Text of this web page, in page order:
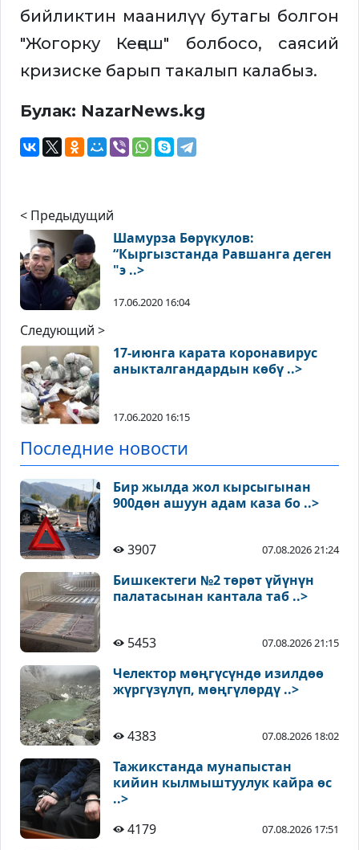
бийликтин маанилүү бутагы болгон
"Жогорку Кеңеш" болбосо, саясий
кризиске барып такалып калабыз.
Булак: NazarNews.kg
< Предыдущий
Шамурза Бөрүкулов:
“Кыргызстанда Равшанга деген
"э ..>
17.06.2020 16:04
Следующий >
17-июнга карата коронавирус
аныкталгандардын көбү ..>
17.06.2020 16:15
Последние новости
Бир жылда жол кырсыгынан
900дөн ашуун адам каза бо ..>
3907 07.08.2026 21:24
Бишкектеги №2 төрөт үйүнүн
палатасынан кантала таб ..>
5453 07.08.2026 21:15
Челектор мөңгүсүндө изилдөө
жүргүзүлүп, мөңгүлөрдү ..>
4383 07.08.2026 18:02
Тажикстанда мунапыстан
кийин кылмыштуулук кайра өс
..>
4179
07.08.2026 17:51